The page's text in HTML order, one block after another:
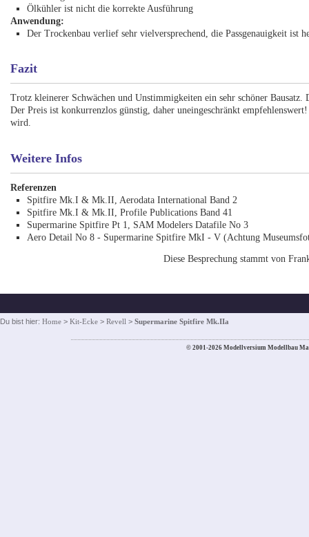
Ölkühler ist nicht die korrekte Ausführung
Anwendung:
Der Trockenbau verlief sehr vielversprechend, die Passgenauigkeit ist
Fazit
Trotz kleinerer Schwächen und Unstimmigkeiten ein sehr schöner
Der Preis ist konkurrenzlos günstig, daher uneingeschränkt
wird.
Weitere Infos
Referenzen
Spitfire Mk.I & Mk.II, Aerodata International Band 2
Spitfire Mk.I & Mk.II, Profile Publications Band 41
Supermarine Spitfire Pt 1, SAM Modelers Datafile No 3
Aero Detail No 8 - Supermarine Spitfire MkI - V (Achtung
Diese Besprechung stammt von
Du bist hier: Home > Kit-Ecke > Revell > Supermarine Spitfire Mk.IIa
© 2001-2026 Modellversium Modellbau